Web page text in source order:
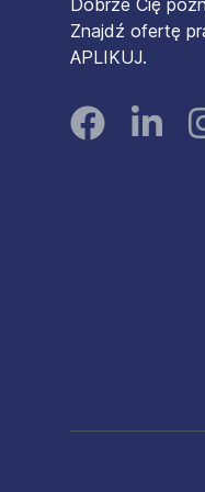
Dobrze Cię
Znajdź ofertę
APLIKUJ.
FacebookLinked In